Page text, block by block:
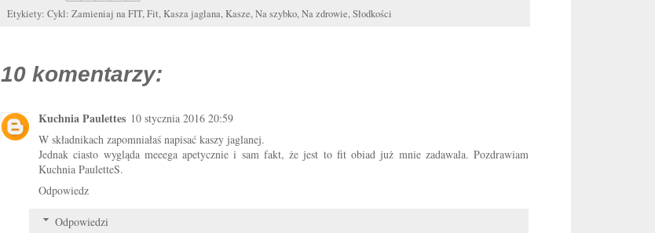
Etykiety: Cykl: Zamieniaj na FIT,Fit, Kasza jaglana, Kasze,Na szybko,Na zdrowie,Słodkości
10 komentarzy:
Kuchnia Paulettes 10 stycznia 2016 20:59
W składnikach zapomniałaś napisać kaszy jaglanej.
Jednak ciasto wygląda meeega apetycznie i sam fakt, że jest to fit obiad już mnie zadawala. Pozdrawiam
Kuchnia PauletteS.
Odpowiedz
Odpowiedzi